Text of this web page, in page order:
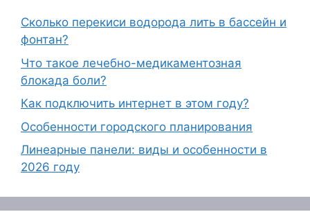
Сколько перекиси водорода лить в бассейн и
фонтан?
Что такое лечебно-медикаментозная
блокада боли?
Как подключить интернет в этом году?
Особенности городского планирования
Линеарные панели: виды и особенности в
2026 году